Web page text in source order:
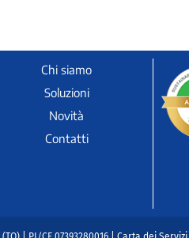
Chi siamo
Soluzioni
Novità
Contatti